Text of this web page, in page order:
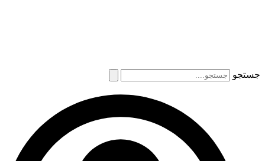
جستجو